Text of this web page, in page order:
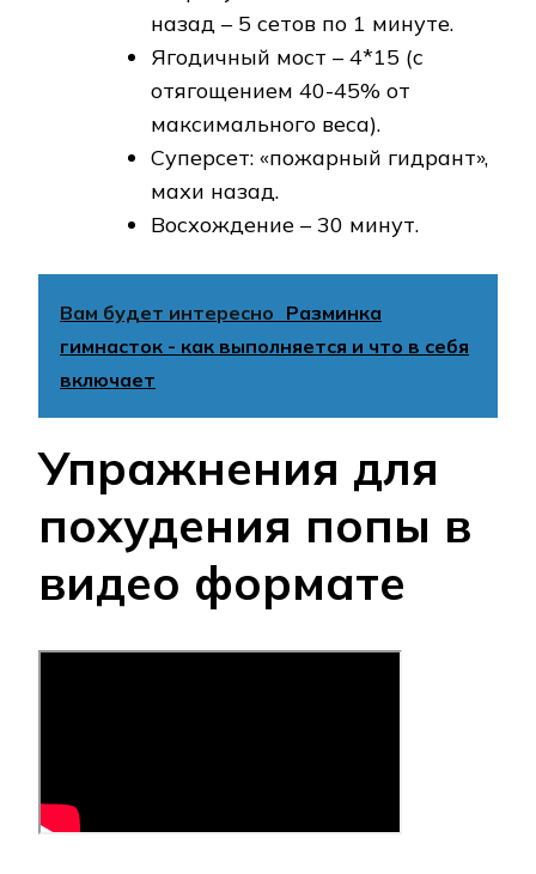
назад – 5 сетов по 1 минуте.
Ягодичный мост – 4*15 (с
отягощением 40-45% от
максимального веса).
Суперсет: «пожарный гидрант»,
махи назад.
Восхождение – 30 минут.
Вам будет интересно Разминка
гимнасток - как выполняется и что в себя
включает
Упражнения для
похудения попы в
видео формате